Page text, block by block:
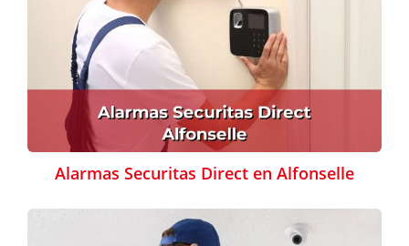
Alarmas Securitas Direct en Alfonselle